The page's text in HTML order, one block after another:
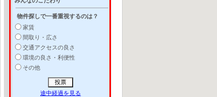
物件探しで一番重視するのは？
家賃
間取り・広さ
交通アクセスの良さ
環境の良さ・利便性
その他
途中経過を見る